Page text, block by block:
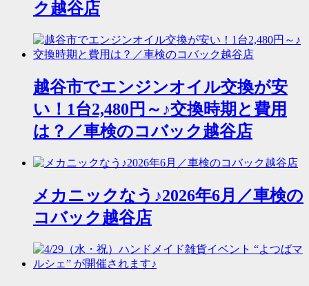
ク越谷店
越谷市でエンジンオイル交換が安
い！1台2,480円～♪交換時期と費用
は？／車検のコバック越谷店
メカニックなう♪2026年6月／車検の
コバック越谷店